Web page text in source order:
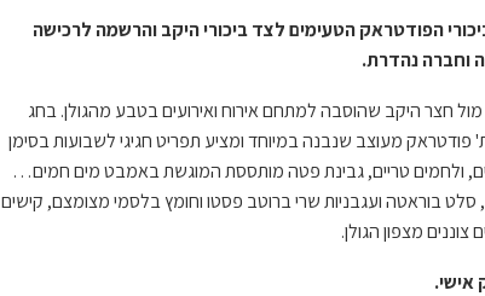
הפודטראק הטעימים לצד ביכורי היקב והרשמה לרכישה
חצר היקב שהוסבה למתחם אירוח ואירועים בטבע מהגולן. בחג
פודטראק מעוצב שנבנה במיוחד ומציע תפריט חגיגי לשבועות בסימן
ולחמים טריים, גבינת פטה מותססת המוגשת באמבט מים חמים…
סלט בוראטה ועגבניות שרי ברוטב פסטו וחומץ בלסמי מצומצם, קישים
מצפון הגולן.